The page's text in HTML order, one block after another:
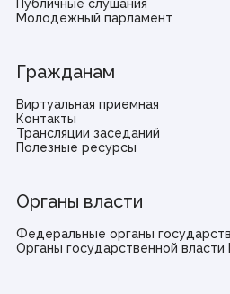
Публичные слушания
Молодежный парламент
Гражданам
Виртуальная приемная
Контакты
Трансляции заседаний
Полезные ресурсы
Органы власти
Федеральные органы
Органы государственной власти